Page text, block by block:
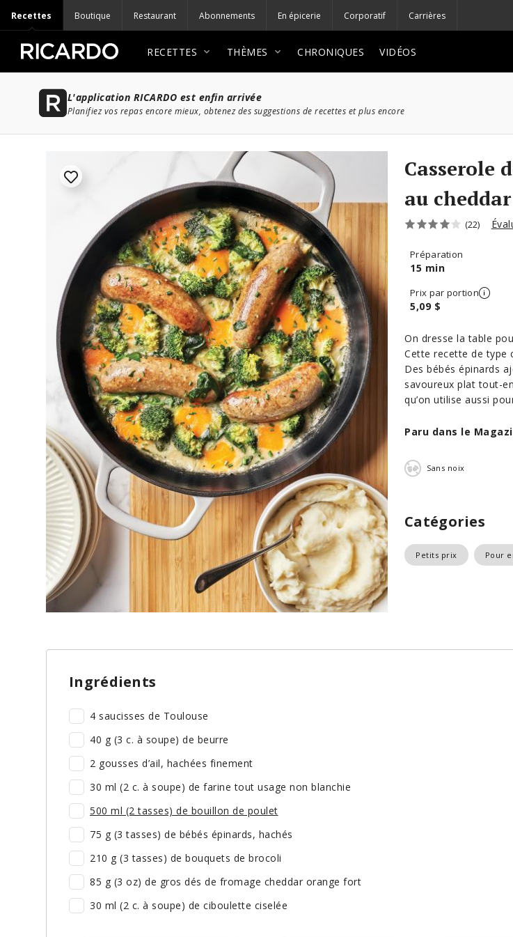
Recettes Boutique Restaurant Abonnements En épicerie Corporatif Carrières
RECETTES THÈMES CHRONIQUES VIDÉOS
L'application RICARDO est enfin arrivée
Planifiez vos repas encore mieux, obtenez des suggestions de recettes et plus encore
Casserole
au cheddar
(22)
Préparation
15 min
Prix par portion
5,09 $
On dresse la table
Cette recette de type
Des bébés épinards
savoureux plat tout-
qu’on utilise aussi
Paru dans le
Sans noix
Catégories
Petits prix Pour
Ingrédients
4 saucisses de Toulouse
40 g (3 c. à soupe) de beurre
2 gousses d’ail, hachées finement
30 ml (2 c. à soupe) de farine tout usage non blanchie
500 ml (2 tasses) de bouillon de poulet
75 g (3 tasses) de bébés épinards, hachés
210 g (3 tasses) de bouquets de brocoli
85 g (3 oz) de gros dés de fromage cheddar orange fort
30 ml (2 c. à soupe) de ciboulette ciselée